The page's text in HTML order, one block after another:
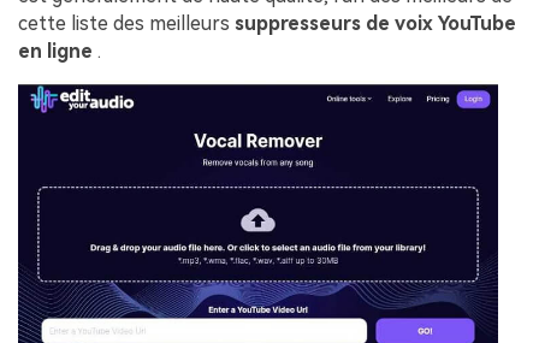
cette liste des meilleurs suppresseurs de voix YouTube
en ligne .